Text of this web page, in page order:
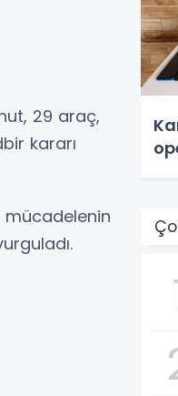
29 araç,
kararı
mücadelenin